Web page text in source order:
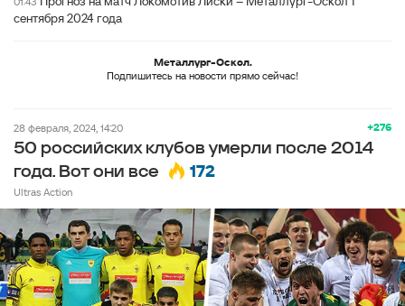
сентября 2024 года
Металлург-Оскол.
Подпишитесь на новости прямо сейчас!
+276
28 февраля, 2024, 14:20
50 российских клубов умерли после 2014
года. Вот они все
172
Ultras Action